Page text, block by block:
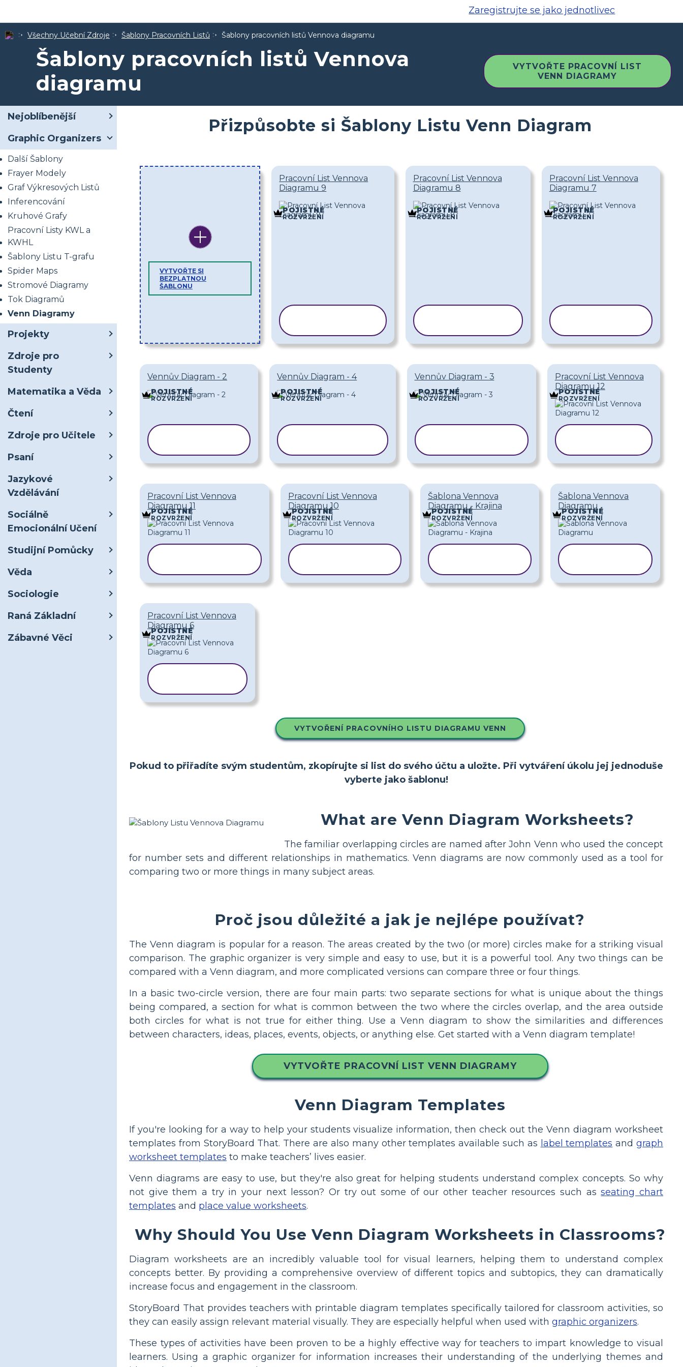
Zaregistrujte se jako jednotlivec
Všechny Učební Zdroje Šablony Pracovních Listů Šablony pracovních listů Vennova diagramu
Šablony pracovních listů Vennova
diagramu
VYTVOŘTE PRACOVNÍ LIST
VENN DIAGRAMY
Nejoblíbenější
Graphic Organizers
Další Šablony
Frayer Modely
Graf Výkresových Listů
Inferencování
Kruhové Grafy
Pracovní Listy KWL a
KWHL
Šablony Listu T-grafu
Spider Maps
Stromové Diagramy
Tok Diagramů
Venn Diagramy
Projekty
Zdroje pro
Studenty
Matematika a Věda
Čtení
Zdroje pro Učitele
Psaní
Jazykové
Vzdělávání
Sociálně
Emocionální Učení
Studijní Pomůcky
Věda
Sociologie
Raná Základní
Zábavné Věci
Přizpůsobte si Šablony Listu Venn Diagram
VYTVOŘTE SI
BEZPLATNOU
ŠABLONU
Pracovní List Vennova
Diagramu 9
POJISTNÉ
ROZVRŽENÍ
Pracovní List Vennova
Diagramu 8
POJISTNÉ
ROZVRŽENÍ
Pracovní List Vennova
Diagramu 7
POJISTNÉ
ROZVRŽENÍ
Vennův Diagram - 2
POJISTNÉ
ROZVRŽENÍ
Vennův Diagram - 4
POJISTNÉ
ROZVRŽENÍ
Vennův Diagram - 3
POJISTNÉ
ROZVRŽENÍ
Pracovní List Vennova
Diagramu 12
POJISTNÉ
ROZVRŽENÍ
Pracovní List Vennova
Diagramu 11
POJISTNÉ
ROZVRŽENÍ
Pracovní List Vennova
Diagramu 10
POJISTNÉ
ROZVRŽENÍ
Šablona Vennova
Diagramu - Krajina
POJISTNÉ
ROZVRŽENÍ
Šablona Vennova
Diagramu
POJISTNÉ
ROZVRŽENÍ
Pracovní List Vennova
Diagramu 6
POJISTNÉ
ROZVRŽENÍ
VYTVOŘENÍ PRACOVNÍHO LISTU DIAGRAMU VENN
Pokud to přiřadíte svým studentům, zkopírujte si list do svého účtu a uložte. Při vytváření úkolu jej jednoduše
vyberte jako šablonu!
What are Venn Diagram Worksheets?
The familiar overlapping circles are named after John Venn who used the concept
for number sets and different relationships in mathematics. Venn diagrams are now commonly used as a tool for
comparing two or more things in many subject areas.
Proč jsou důležité a jak je nejlépe používat?
The Venn diagram is popular for a reason. The areas created by the two (or more) circles make for a striking visual
comparison. The graphic organizer is very simple and easy to use, but it is a powerful tool. Any two things can be
compared with a Venn diagram, and more complicated versions can compare three or four things.
In a basic two-circle version, there are four main parts: two separate sections for what is unique about the things
being compared, a section for what is common between the two where the circles overlap, and the area outside
both circles for what is not true for either thing. Use a Venn diagram to show the similarities and differences
between characters, ideas, places, events, objects, or anything else. Get started with a Venn diagram template!
VYTVOŘTE PRACOVNÍ LIST VENN DIAGRAMY
Venn Diagram Templates
If you're looking for a way to help your students visualize information, then check out the Venn diagram worksheet
templates from StoryBoard That. There are also many other templates available such as label templates and graph
worksheet templates to make teachers’ lives easier.
Venn diagrams are easy to use, but they're also great for helping students understand complex concepts. So why
not give them a try in your next lesson? Or try out some of our other teacher resources such asseating chart
templates and place value worksheets.
Why Should You Use Venn Diagram Worksheets in Classrooms?
Diagram worksheets are an incredibly valuable tool for visual learners, helping them to understand complex
concepts better. By providing a comprehensive overview of different topics and subtopics, they can dramatically
increase focus and engagement in the classroom.
StoryBoard That provides teachers with printable diagram templates specifically tailored for classroom activities, so
they can easily assign relevant material visually. They are especially helpful when used with graphic organizers.
These types of activities have been proven to be a highly effective way for teachers to impart knowledge to visual
learners. Using a graphic organizer for information increases their understanding of the underlying themes and